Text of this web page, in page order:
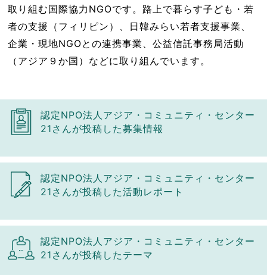
取り組む国際協力NGOです。路上で暮らす子ども・若
者の支援（フィリピン）、日韓みらい若者支援事業、
企業・現地NGOとの連携事業、公益信託事務局活動
（アジア９か国）などに取り組んでいます。
認定NPO法人アジア・コミュニティ・センター
21さんが投稿した募集情報
認定NPO法人アジア・コミュニティ・センター
21さんが投稿した活動レポート
認定NPO法人アジア・コミュニティ・センター
21さんが投稿したテーマ